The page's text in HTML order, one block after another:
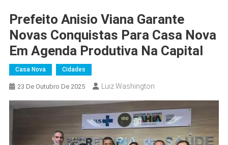
Prefeito Anisio Viana Garante
Novas Conquistas Para Casa Nova
Em Agenda Produtiva Na Capital
Casa Nova Cidades
23 De Outubro De 2025 Luiz Washington